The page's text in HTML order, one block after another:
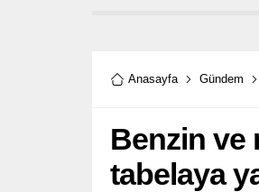
Anasayfa Gündem
Benzin ve
tabelaya